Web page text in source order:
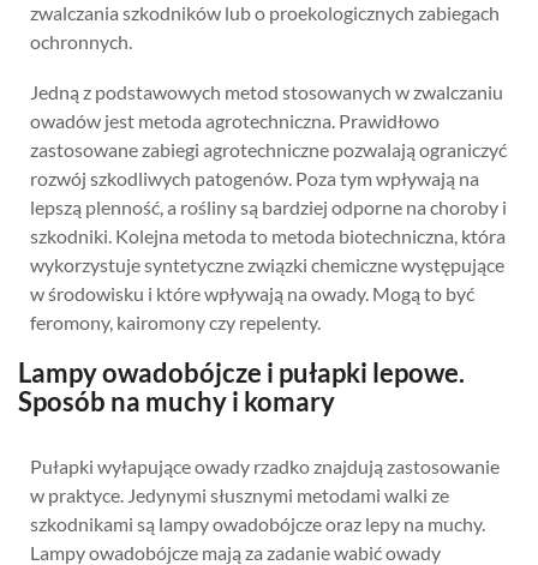
zwalczania szkodników lub o proekologicznych zabiegach
ochronnych.
Jedną z podstawowych metod stosowanych w zwalczaniu
owadów jest metoda agrotechniczna. Prawidłowo
zastosowane zabiegi agrotechniczne pozwalają ograniczyć
rozwój szkodliwych patogenów. Poza tym wpływają na
lepszą plenność, a rośliny są bardziej odporne na choroby i
szkodniki. Kolejna metoda to metoda biotechniczna, która
wykorzystuje syntetyczne związki chemiczne występujące
w środowisku i które wpływają na owady. Mogą to być
feromony, kairomony czy repelenty.
Lampy owadobójcze i pułapki lepowe.
Sposób na muchy i komary
Pułapki wyłapujące owady rzadko znajdują zastosowanie
w praktyce. Jedynymi słusznymi metodami walki ze
szkodnikami są lampy owadobójcze oraz lepy na muchy.
Lampy owadobójcze mają za zadanie wabić owady